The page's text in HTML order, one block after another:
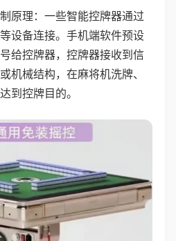
原理：一些智能控牌器通过
设备连接。手机端软件预设
给控牌器，控牌器接收到信
机械结构，在麻将机洗牌、
到控牌目的。